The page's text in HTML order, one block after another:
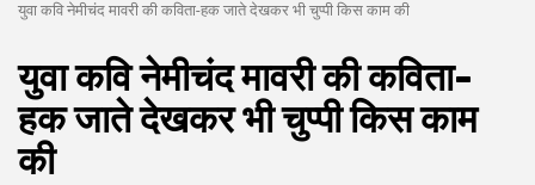
युवा कवि नेमीचंद मावरी की कविता-हक जाते देखकर भी चुप्पी किस काम की
युवा कवि नेमीचंद मावरी की कविता-
हक जाते देखकर भी चुप्पी किस काम
की